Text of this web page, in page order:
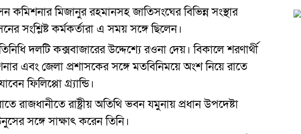
কমিশনার মিজানুর রহমানসহ জাতিসংঘের বিভিন্ন সংস্থার
সংশ্লিষ্ট কর্মকর্তারা এ সময় সঙ্গে ছিলেন।
দলটি কক্সবাজারের উদ্দেশ্যে রওনা দেয়। বিকালে শরণার্থী
এবং জেলা প্রশাসকের সঙ্গে মতবিনিময়ে অংশ নিয়ে রাতে
ফিলিপ্পো গ্র্যান্ডি।
রাজধানীতে রাষ্ট্রীয় অতিথি ভবন যমুনায় প্রধান উপদেষ্টা
সঙ্গে সাক্ষাৎ করেন তিনি।